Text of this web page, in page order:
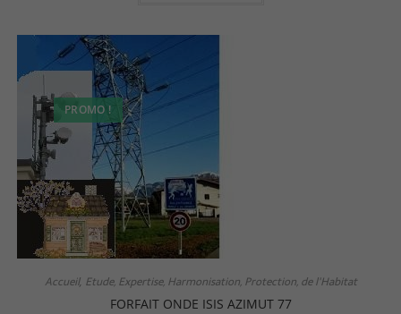
PROMO !
Accueil, Etude, Expertise, Harmonisation, Protection, de l'Habitat
FORFAIT ONDE ISIS AZIMUT 77